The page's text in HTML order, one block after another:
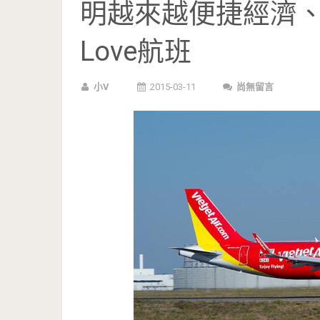
明越來越便捷經濟
Love航班
小V 2015-03-11 尚無留言